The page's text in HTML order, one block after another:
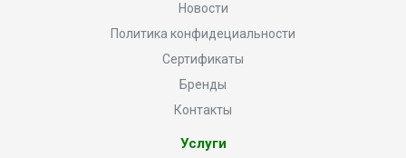
Новости
Политика конфидециальности
Сертификаты
Бренды
Контакты
Услуги